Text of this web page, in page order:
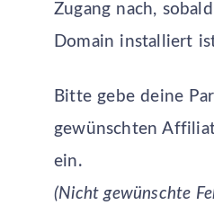
Zugang nach,
Domain installiert
Bitte gebe deine
gewünschten
ein.
(Nicht gewünschte